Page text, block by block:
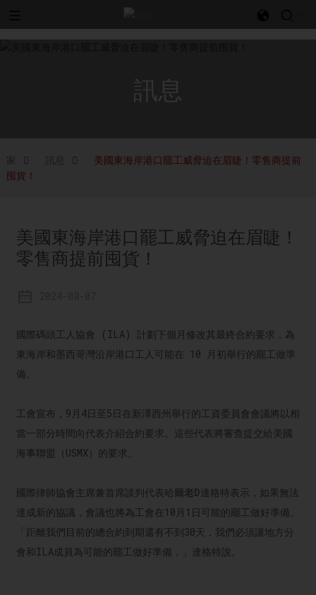
訊息
家
美國東海岸港口罷工威脅迫在眉睫！零售商提前
囤貨！
美國東海岸港口罷工威脅迫在眉睫！
零售商提前囤貨！
國際碼頭工人協會 (ILA) 計劃下個月修改其最終合約要求，為
東海岸和墨西哥灣沿岸港口工人可能在 10 月初舉行的罷工做準
備。
工會宣布，9月4日至5日在新澤西州舉行的工資委員會會議將以相
當一部分時間向代表介紹合約要求。這些代表將審查提交給美國
海事聯盟（USMX）的要求。
國際律師協會主席兼首席談判代表哈爾老D達格特表示，如果無法
達成新的協議，會議也將為工會在10月1日可能的罷工做好準備。
「距離我們目前的總合約到期還有不到30天，我們必須讓地方分
會和ILA成員為可能的罷工做好準備，」達格特說。